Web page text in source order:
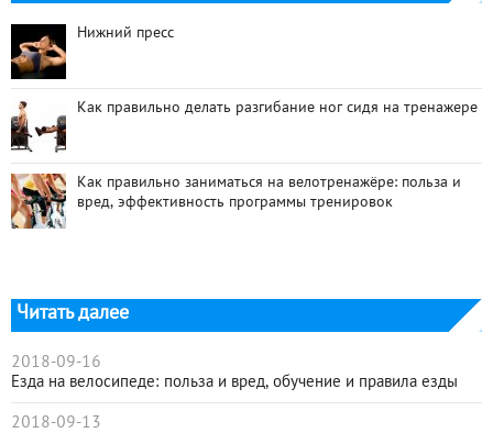
Нижний пресс
Как правильно делать разгибание ног сидя на тренажере
Как правильно заниматься на велотренажёре: польза и
вред, эффективность программы тренировок
Читать далее
2018-09-16
Езда на велосипеде: польза и вред, обучение и правила езды
2018-09-13